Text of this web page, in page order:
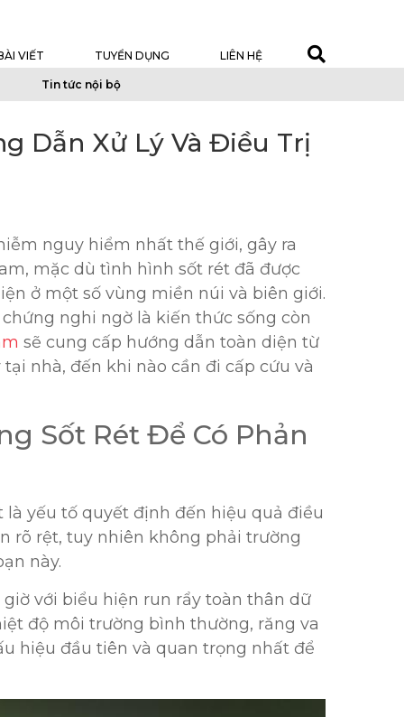
VIẾT
Tin tức nội bộ
TUYỂN DỤNG LIÊN HỆ
Dẫn Xử Lý Và Điều Trị
nguy hiểm nhất thế giới, gây ra
mặc dù tình hình sốt rét đã được
ở một số vùng miền núi và biên giới.
nghi ngờ là kiến thức sống còn
sẽ cung cấp hướng dẫn toàn diện từ
nhà, đến khi nào cần đi cấp cứu và
Sốt Rét Để Có Phản
yếu tố quyết định đến hiệu quả điều
rõ rệt, tuy nhiên không phải trường
này.
với biểu hiện run rẩy toàn thân dữ
độ môi trường bình thường, răng va
hiệu đầu tiên và quan trọng nhất để